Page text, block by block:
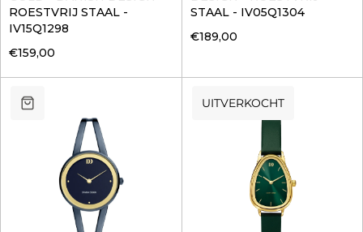
ROESTVRIJ STAAL -
IV15Q1298
€159,00
STAAL - IV05Q1304
€189,00
UITVERKOCHT